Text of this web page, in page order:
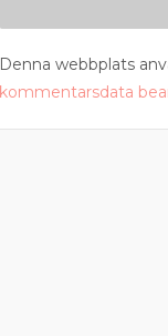
Denna webbplats
kommentarsdata